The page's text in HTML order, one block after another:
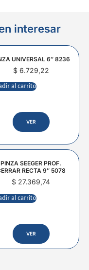
interesar
UNIVERSAL 6″ 8236
$6.729,22
al carrito
VER
PINZA SEEGER PROF.
RECTA 9″ 5078
$ 27.369,74
al carrito
VER